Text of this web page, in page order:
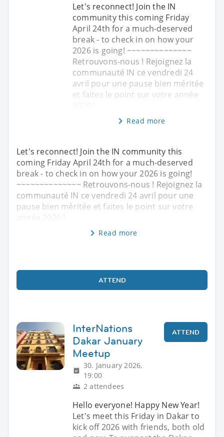
Let's reconnect! Join the IN
community this coming Friday
April 24th for a much-deserved
break - to check in on how your
2026 is going! ~~~~~~~~~~~~~~
Retrouvons-nous ! Rejoignez la
communauté IN ce vendredi 24
avril pour une pause bien méritée
et faites le point sur votre année
Read more
Let's reconnect! Join the IN community this
coming Friday April 24th for a much-deserved
break - to check in on how your 2026 is going!
~~~~~~~~~~~~~~ Retrouvons-nous ! Rejoignez la
communauté IN ce vendredi 24 avril pour une
pause bien méritée et faites le point sur votre
année 2026 !
Read more
ATTEND
InterNations
Dakar January
Meetup
30. January 2026,
19:00
2 attendees
ATTEND
Hello everyone! Happy New Year!
Let's meet this Friday in Dakar to
kick off 2026 with friends, both old